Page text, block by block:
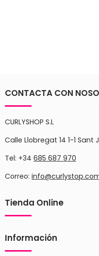
CONTACTA CON
CURLYSHOP S.L
Calle Llobregat 14 1-1
Tel: +34 685 687 970
Correo:
Tienda Online
Información